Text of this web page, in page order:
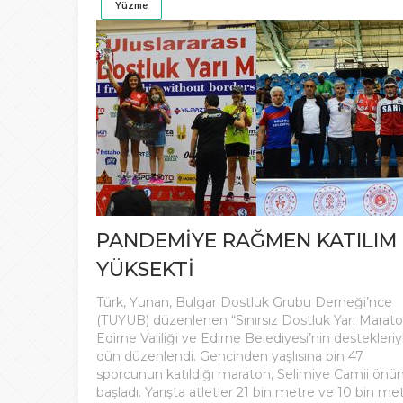
Yüzme
PANDEMİYE RAĞMEN KATILIM
YÜKSEKTİ
Türk, Yunan, Bulgar Dostluk Grubu Derneği’nce
(TUYUB) düzenlenen “Sınırsız Dostluk Yarı
Edirne Valiliği ve Edirne Belediyesi’nin
dün düzenlendi. Gencinden yaşlısına bin 47
sporcunun katıldığı maraton, Selimiye Camii
başladı. Yarışta atletler 21 bin metre ve 10 bin